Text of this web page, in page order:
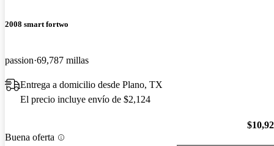
2008 smart fortwo
passion 69,787 millas
Entrega a domicilio desde Plano, TX
El precio incluye envío de $2,124
Buena oferta